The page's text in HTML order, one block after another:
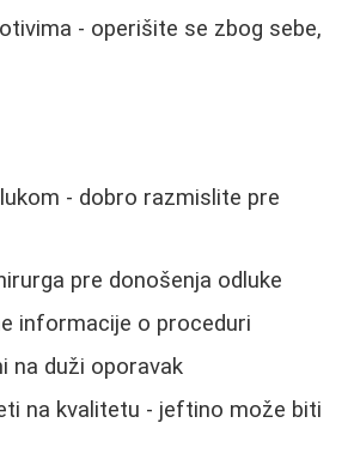
- operišite se zbog sebe,
- dobro razmislite pre
pre donošenja odluke
informacije o proceduri
na duži oporavak
na kvalitetu - jeftino može biti